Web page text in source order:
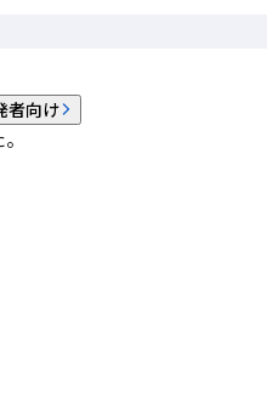
者向け